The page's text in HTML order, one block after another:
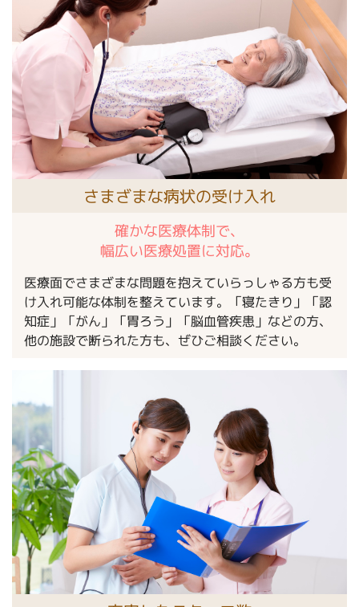
さまざまな病状の受け入れ
確かな医療体制で、
幅広い医療処置に対応。
医療面でさまざまな問題を抱えていらっしゃる方も受
け入れ可能な体制を整えています。「寝たきり」「認
知症」「がん」「胃ろう」「脳血管疾患」などの方、
他の施設で断られた方も、ぜひご相談ください。